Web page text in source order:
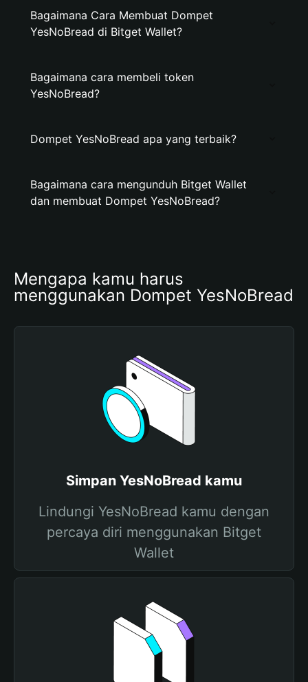
Bagaimana Cara Membuat Dompet
YesNoBread di Bitget Wallet?
Bagaimana cara membeli token
YesNoBread?
Dompet YesNoBread apa yang terbaik?
Bagaimana cara mengunduh Bitget Wallet
dan membuat Dompet YesNoBread?
Mengapa kamu harus
menggunakan Dompet YesNoBread
Simpan YesNoBread kamu
Lindungi YesNoBread kamu dengan
percaya diri menggunakan Bitget
Wallet